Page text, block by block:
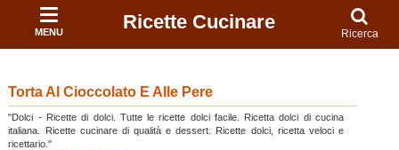
MENU Ricette Cucinare
Ricerca
Torta Al Cioccolato E Alle Pere
"Dolci - Ricette di dolci. Tutte le ricette dolci facile. Ricetta dolci di cucina
italiana. Ricette cucinare di qualità e dessert. Ricette dolci, ricetta veloci e
ricettario."